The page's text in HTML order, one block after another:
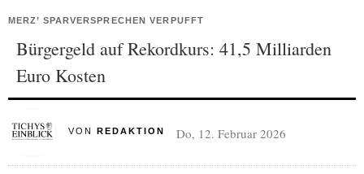
MERZ’ SPARVERSPRECHEN VERPUFFT
Bürgergeld auf Rekordkurs: 41,5 Milliarden
Euro Kosten
VON REDAKTION Do, 12. Februar 2026